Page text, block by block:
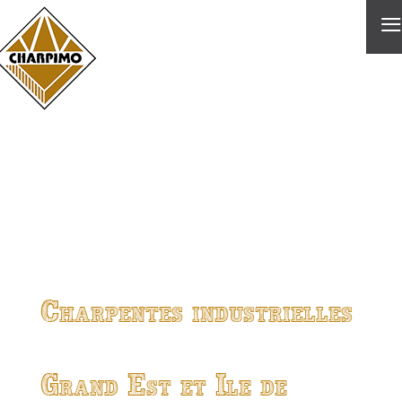
≡
Charpentes industrielles
Grand Est et Ile de